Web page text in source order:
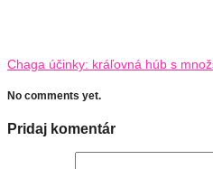
Chaga účinky: kráľovná húb s
No comments yet.
Pridaj komentár